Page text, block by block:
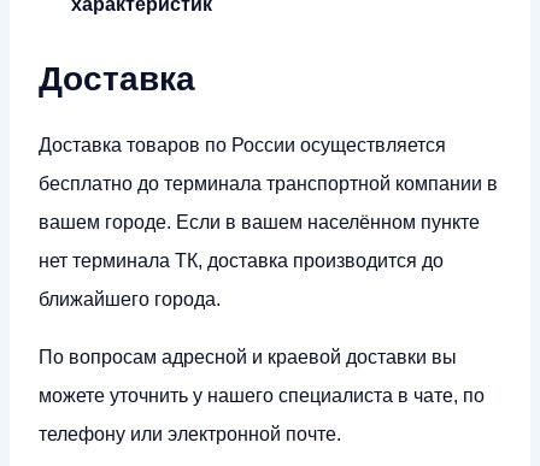
Доставка
Доставка товаров по России осуществляется
бесплатно до терминала транспортной компании в
вашем городе. Если в вашем населённом пункте
нет терминала ТК, доставка производится до
ближайшего города.
По вопросам адресной и краевой доставки вы
можете уточнить у нашего специалиста в чате, по
телефону или электронной почте.